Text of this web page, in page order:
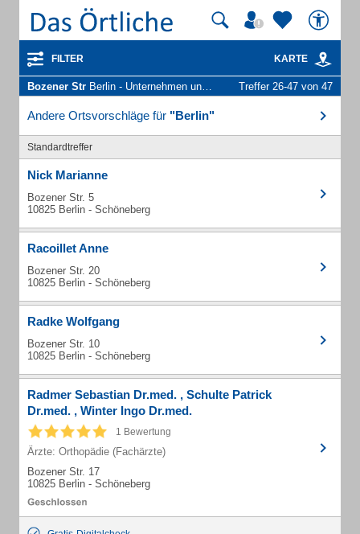
FILTER KARTE
Bozener Str Berlin - Unternehmen und Personen Treffer 26-47 von 47
Andere Ortsvorschläge für "Berlin"
Standardtreffer
Nick Marianne
Bozener Str. 5
10825 Berlin - Schöneberg
Racoillet Anne
Bozener Str. 20
10825 Berlin - Schöneberg
Radke Wolfgang
Bozener Str. 10
10825 Berlin - Schöneberg
Radmer Sebastian Dr.med. , Schulte Patrick
Dr.med. , Winter Ingo Dr.med.
1 Bewertung
Ärzte: Orthopädie (Fachärzte)
Bozener Str. 17
10825 Berlin - Schöneberg